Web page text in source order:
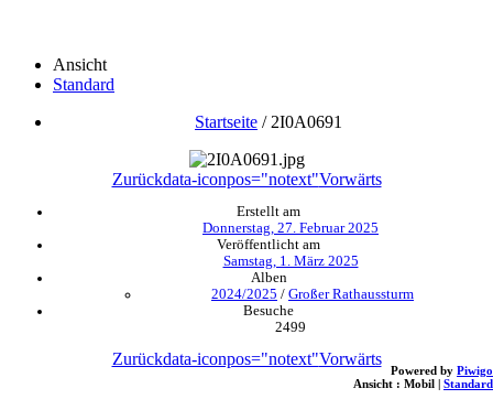
Ansicht
Standard
Startseite / 2I0A0691
Zurückdata-iconpos="notext"Vorwärts
Erstellt am
Donnerstag, 27. Februar 2025
Veröffentlicht am
Samstag, 1. März 2025
Alben
2024/2025 / Großer Rathaussturm
Besuche
2499
Zurückdata-iconpos="notext"Vorwärts
Powered by Piwigo
Ansicht : Mobil | Standard